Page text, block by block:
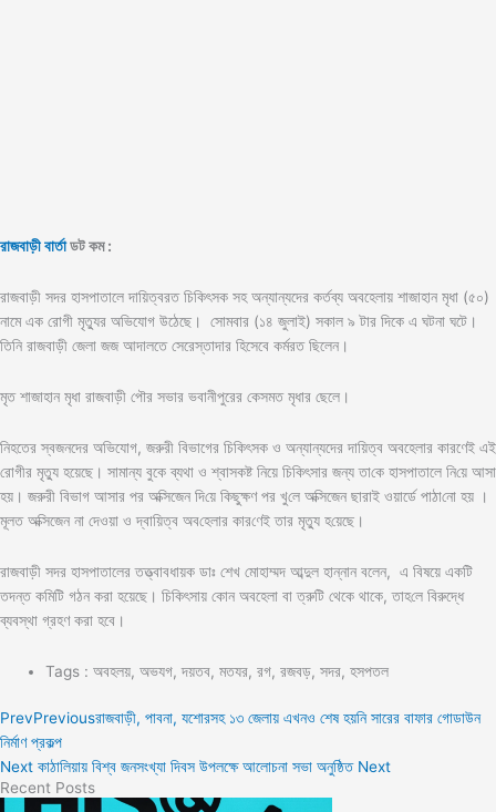
রাজবাড়ী বার্তাডট কম :
রাজবাড়ী সদর হাসপাতালে দায়িত্বরত চিকিৎসক সহ অন্যান্যদের কর্তব্য অবহেলায় শাজাহান মৃধা (৫০)
নামে এক রোগী মৃত্যুর অভিযোগ উঠেছে। সোমবার (১৪ জুলাই) সকাল ৯ টার দিকে এ ঘটনা ঘটে।
তিনি রাজবাড়ী জেলা জজ আদালতে সেরেস্তাদার হিসেবে কর্মরত ছিলেন।
মৃত শাজাহান মৃধা রাজবাড়ী পৌর সভার ভবানীপুরের কেসমত মৃধার ছেলে।
নিহতের স্বজনদের অভিযোগ, জরুরী বিভাগের চিকিৎসক ও অন্যান্যদের দায়িত্ব অবহেলার কারণেই এই
রোগীর মৃত্যু হয়েছে। সামান্য বুকে ব্যথা ও শ্বাসকষ্ট নিয়ে চিকিৎসার জন্য তা‌কে হাসপাতালে নি‌য়ে আসা
হয়। জরুরী বিভাগ আসার পর অক্সিজেন দি‌য়ে কিছুক্ষণ পর খু‌লে অক্সিজেন ছারাই ওয়ার্ডে পাঠা‌নো হয় ।
মূলত অক্সিজেন না দেওয়া ও দ্বা‌য়িত্ব অ‌ব‌হেলার কার‌ণেই তার মৃত‌্যু হ‌য়েছে।
রাজবাড়ী সদর হাসপাতালের তত্ত্বাবধায়ক ডাঃ শেখ মোহাম্মদ আব্দুল হান্নান বলেন, এ বিষয়ে একটি
তদন্ত কমিটি গঠন করা হয়েছে। চি‌কিৎসায় কোন অবহেলা বা ত্রুটি থেকে থাকে, তাহ‌লে বিরুদ্ধে
ব্যবস্থা গ্রহণ করা হবে।
Tags :অবহলয়,অভযগ,দয়তব,মতযর,রগ,রজবড়,সদর,হসপতল
PrevPreviousরাজবাড়ী, পাবনা, যশোরসহ ১৩ জেলায় এখনও শেষ হয়নি সারের বাফার গোডাউন
নির্মাণ প্রকল্প
Next কাঠালিয়ায় বিশ্ব জনসংখ্যা দিবস উপলক্ষে আলোচনা সভা অনুষ্ঠিত Next
Recent Posts